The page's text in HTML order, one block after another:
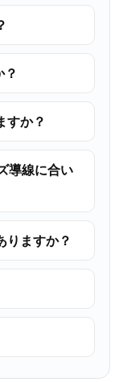
すか？
導線に合い
りますか？